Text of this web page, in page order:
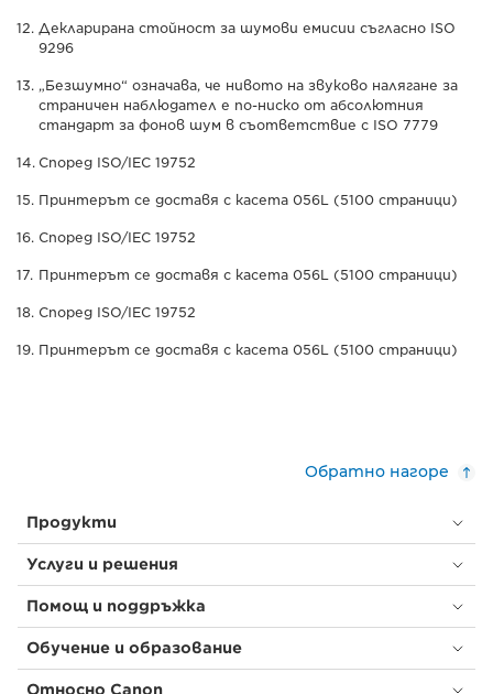
Декларирана стойност за шумови емисии съгласно ISO
9296
„Безшумно“ означава, че нивото на звуково налягане за
страничен наблюдател е по-ниско от абсолютния
стандарт за фонов шум в съответствие с ISO 7779
Според ISO/IEC 19752
Принтерът се доставя с касета 056L (5100 страници)
Според ISO/IEC 19752
Принтерът се доставя с касета 056L (5100 страници)
Според ISO/IEC 19752
Принтерът се доставя с касета 056L (5100 страници)
Обратно нагоре
Продукти
Услуги и решения
Помощ и поддръжка
Обучение и образование
Относно Canon